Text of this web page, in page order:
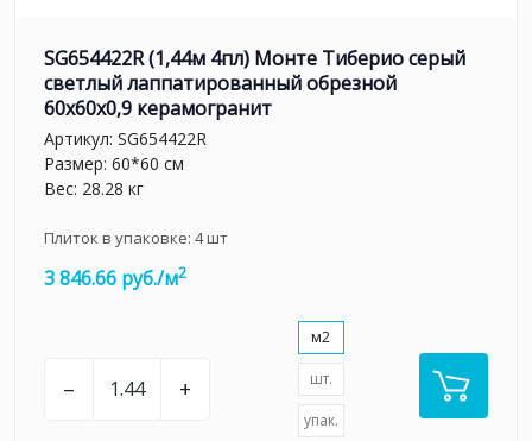
SG654422R (1,44м 4пл) Монте Тиберио серый
светлый лаппатированный обрезной
60x60x0,9 керамогранит
Артикул: SG654422R
Размер: 60*60 см
Вес: 28.28 кг
Плиток в упаковке: 4шт
3 846.66 руб./м2
– +
м2
шт.
упак.